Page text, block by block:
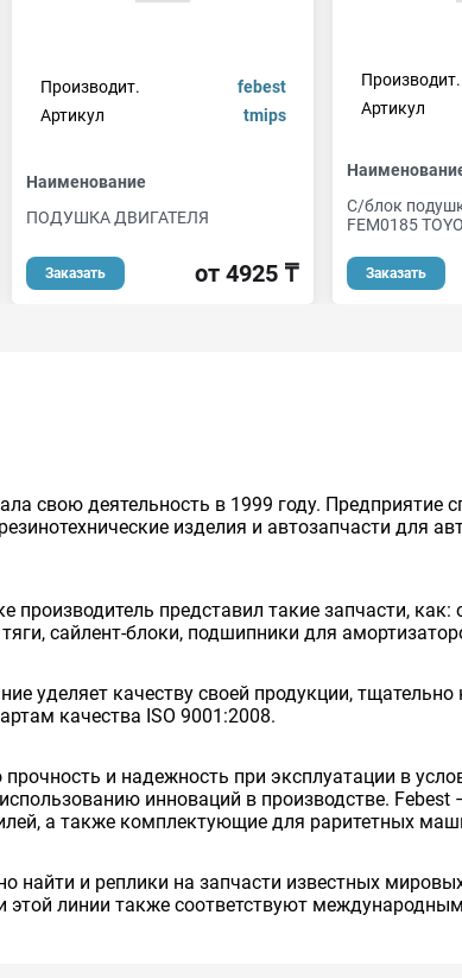
Производит.
febest
Артикул
tmips
Наименование
ПОДУШКА ДВИГАТЕЛЯ
Заказать от 4925 ₸
Производит.
Артикул
С/блок
FEM0185
Заказать
свою деятельность в 1999 году. Предприятие
изделия и автозапчасти для
производитель представил такие запчасти,
сайлент-блоки, подшипники для
уделяет качеству своей продукции,
качества ISO 9001:2008.
и надежность при эксплуатации в
инноваций в производстве.
а также комплектующие для раритетных
найти и реплики на запчасти известных
этой линии также соответствуют